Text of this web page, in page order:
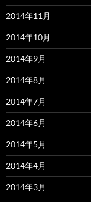
2014年11月
2014年10月
2014年9月
2014年8月
2014年7月
2014年6月
2014年5月
2014年4月
2014年3月